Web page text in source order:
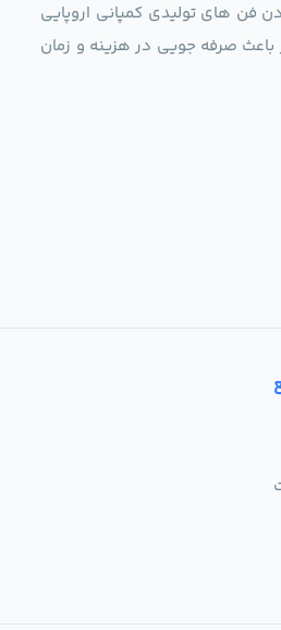
فن های تولیدی کمپانی اروپایی
صرف 13هفته وارد نموده و این عمر باعث صرفه جویی در هزینه و زمان